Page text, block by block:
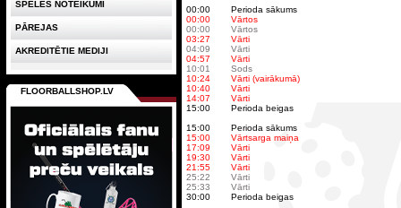
00:00
Perioda sākums
00:00
Vārtos
00:00
Vārtos
03:27
Vārti
04:09
Vārti
04:57
Vārti
10:01
Sods
10:24
Vārti (vairākumā)
10:40
Vārti
14:07
Vārti
15:00
Perioda beigas
15:00
Perioda sākums
15:00
Vārtsarga maiņa
17:09
Vārti
19:30
Vārti
21:55
Vārti
25:22
Vārti
25:33
Vārti
30:00
Perioda beigas
SPĒLES NOTEIKUMI
PĀREJAS
AKREDITĒTIE MEDIJI
FLOORBALLSHOP.LV